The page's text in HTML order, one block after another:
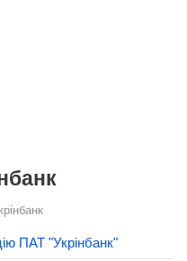
ПАТ "Укрінбанк"